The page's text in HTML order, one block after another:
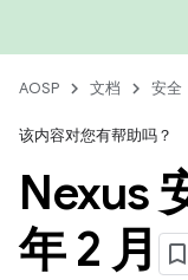
AOSP 文档 安全
该内容对您有帮助吗？
Nexus
年 2 月